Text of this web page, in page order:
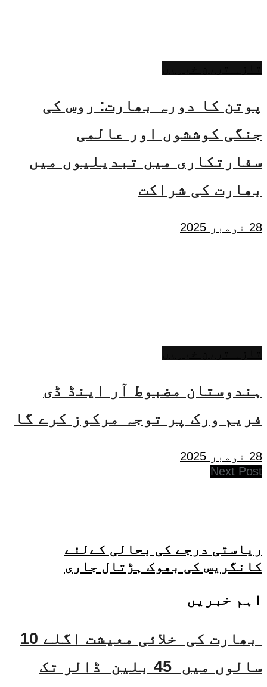
پوتن کا دورہ بھارت: روس کی
جنگی کوششوں اور عالمی
سفارتکاری میں تبدیلیوں میں
بھارت کی شراکت
28 نومبر 2025
ہندوستان مضبوط آر اینڈ ڈی
فریم ورک پر توجہ مرکوز کرے گا
28 نومبر 2025
Next Post
ریاستی درجے کی بحالی کےلئے
کانگریس کی بھوک ہڑتال جاری
اہم خبریں
بھارت کی خلائی معیشت اگلے 10
سالوں میں 45 بلین ڈالر تک